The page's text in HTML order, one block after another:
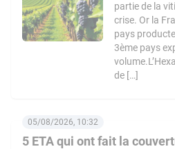
partie de la
crise. Or la
pays
3ème pays
de […]
5 ETA qui ont fait la
05/08/2026, 10:32